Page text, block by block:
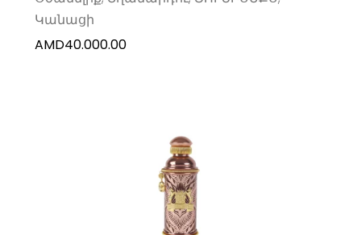
Կանացի
AMD40.000.00
ADD TO CART